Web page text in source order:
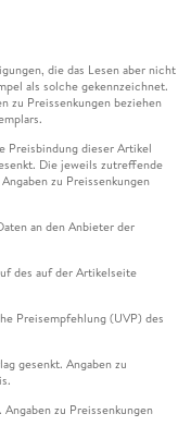
die das Lesen aber nicht
als solche gekennzeichnet.
zu Preissenkungen beziehen
Preisbindung dieser Artikel
Die jeweils zutreffende
zu Preissenkungen
an den Anbieter der
des auf der Artikelseite
Preisempfehlung (UVP) des
gesenkt. Angaben zu
zu Preissenkungen